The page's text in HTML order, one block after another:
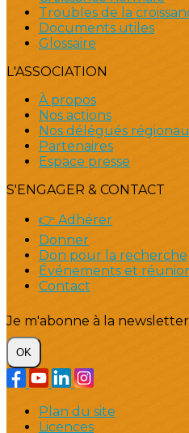
Troubles de la
Documents utiles
Glossaire
L'ASSOCIATION
À propos
Nos actions
Nos délégués
Partenaires
Espace presse
S'ENGAGER & CONTACT
👉 Adhérer
Donner
Don pour la recherche
Événements et
Contact
Je m'abonne à la newsletter
OK
Plan du site
Licences